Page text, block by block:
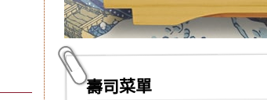
壽司菜單